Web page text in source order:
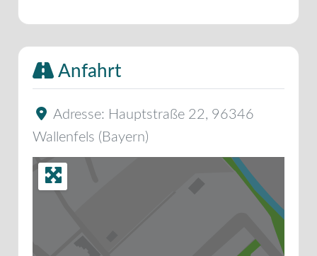
Anfahrt
Adresse: Hauptstraße 22, 96346
Wallenfels ( Bayern)